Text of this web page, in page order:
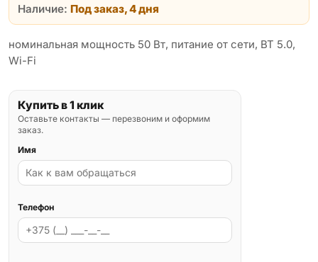
Наличие: Под заказ, 4 дня
номинальная мощность 50 Вт, питание от сети, BT 5.0,
Wi-Fi
Купить в 1 клик
Оставьте контакты — перезвоним и оформим
заказ.
Имя
Телефон